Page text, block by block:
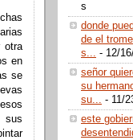
otra
en
se
sus
s
donde
de el
s... - 12/
señor
su
su... - 11/
este